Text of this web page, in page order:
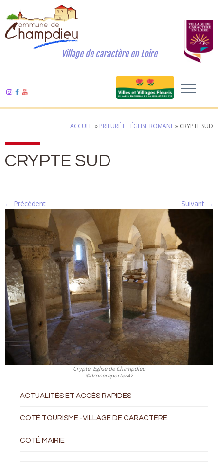
Village de caractère en Loire
ACCUEIL» PRIEURÉ ET ÉGLISE ROMANE» CRYPTE SUD
CRYPTE SUD
← Précédent Suivant →
Crypte. Eglise de Champdieu
©dronereporter42
ACTUALITÉS ET ACCÈS RAPIDES
COTÉ TOURISME -VILLAGE DE CARACTÈRE
COTÉ MAIRIE